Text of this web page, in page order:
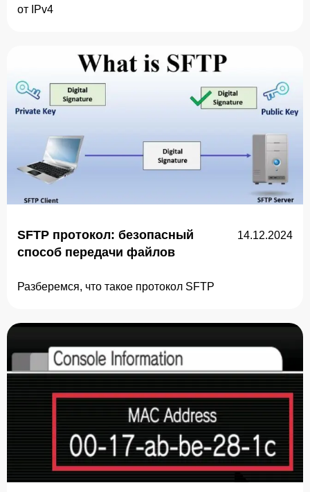
от IPv4
SFTP протокол: безопасный
способ передачи файлов
14.12.2024
Разберемся, что такое протокол SFTP